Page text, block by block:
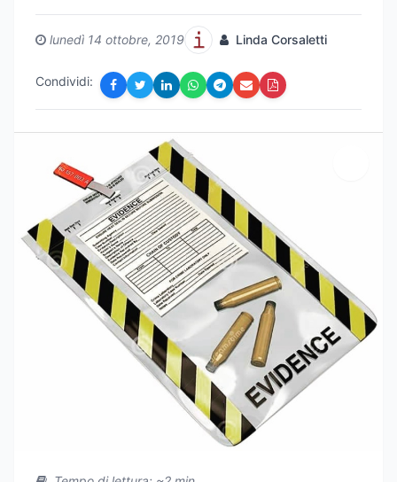
lunedì 14 ottobre, 2019 Linda Corsaletti
Condividi: